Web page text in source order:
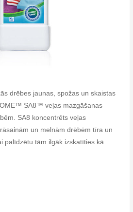
drēbes jaunas, spožas un skaistas
SA8™ veļas mazgāšanas
SA8 koncentrēts veļas
un melnām drēbēm tīra un
palīdzētu tām ilgāk izskatīties kā